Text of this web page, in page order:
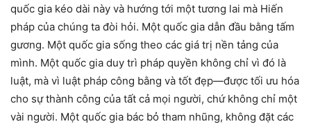
quốc gia kéo dài này và hướng tới một tương lai mà Hiến
pháp của chúng ta đòi hỏi. Một quốc gia dẫn đầu bằng tấm
gương. Một quốc gia sống theo các giá trị nền tảng của
mình. Một quốc gia duy trì pháp quyền không chỉ vì đó là
luật, mà vì luật pháp công bằng và tốt đẹp—được tối ưu hóa
cho sự thành công của tất cả mọi người, chứ không chỉ một
vài người. Một quốc gia bác bỏ tham nhũng, không đặt các